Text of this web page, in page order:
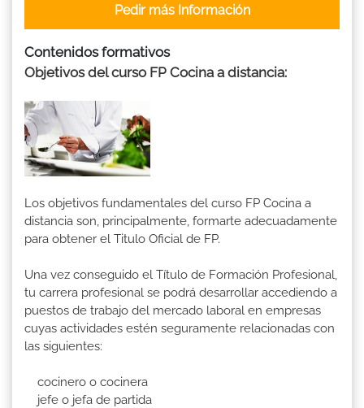
Pedir más Información
Contenidos formativos
Objetivos del curso FP Cocina a distancia:
Los objetivos fundamentales del curso FP Cocina a
distancia son, principalmente, formarte adecuadamente
para obtener el Titulo Oficial de FP.
Una vez conseguido el Título de Formación Profesional,
tu carrera profesional se podrá desarrollar accediendo a
puestos de trabajo del mercado laboral en empresas
cuyas actividades estén seguramente relacionadas con
las siguientes:
cocinero o cocinera
jefe o jefa de partida